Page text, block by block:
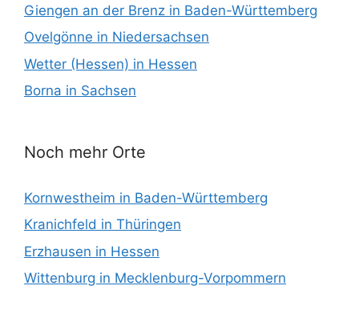
Giengen an der Brenz in Baden-Württemberg
Ovelgönne in Niedersachsen
Wetter (Hessen) in Hessen
Borna in Sachsen
Noch mehr Orte
Kornwestheim in Baden-Württemberg
Kranichfeld in Thüringen
Erzhausen in Hessen
Wittenburg in Mecklenburg-Vorpommern